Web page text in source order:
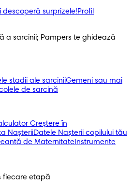
descoperă surprizele!​Profil
a sarcinii; Pampers te ghidează
stadii ale sarciniiGemeni sau mai
de sarcină
Creștere în
NașteriiDatele Nașterii copilului tău
de Maternitate Instrumente
fiecare etapă